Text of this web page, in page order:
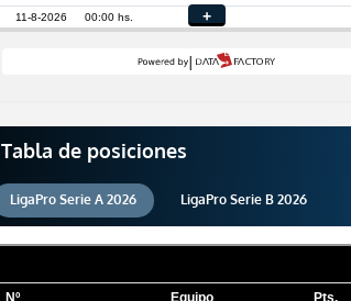
Tabla de posiciones
LigaPro Serie A 2026 LigaPro Serie B 2026